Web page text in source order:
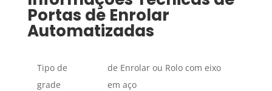
Portas de Enrolar
Automatizadas
Tipo de
grade
de Enrolar ou Rolo com eixo
em aço